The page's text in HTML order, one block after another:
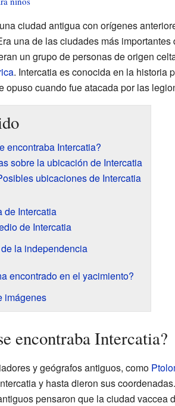
ciudad antigua con orígenes
una de las ciudades más
un grupo de personas de origen
. Intercatia es conocida en la historia
opuso cuando fue atacada por las
encontraba Intercatia?
sobre la ubicación de Intercatia
ubicaciones de Intercatia
de Intercatia
de Intercatia
la independencia
encontrado en el yacimiento?
imágenes
encontraba Intercatia?
y geógrafos antiguos, como
y hasta dieron sus
pensaron que la ciudad vaccea